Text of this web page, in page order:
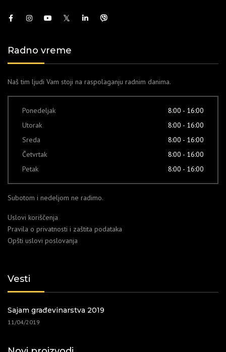
Radno vreme
Naš tim ljudi Vam stoji na raspolaganju radnim danima.
Ponedeljak
8:00 - 16:00
Utorak
8:00 - 16:00
Sreda
8:00 - 16:00
Četvrtak
8:00 - 16:00
Petak
8:00 - 16:00
Subotom i nedeljom ne radimo.
Uslovi koriščenja
Pravila o privatnosti i zaštita podataka
Opšti uslovi poslovanja
Vesti
Sajam građevinarstva 2019
11/04/2019